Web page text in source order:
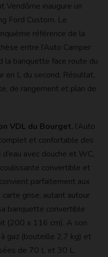
Vendôme inaugure un
Ford Custom. Le
référence de la
entre l’Auto Camper
la banquette face route du
en L du second. Résultat,
de rangement et plan de
VDL du Bourget, l’Auto
et confortable des
avec douche et WC,
convertible et
parfaitement aux
grise, autant autour
banquette convertible
(200 x 116 cm). A son
gaz (bouteille 2,7 kg) et
de 70 L et 30 L.